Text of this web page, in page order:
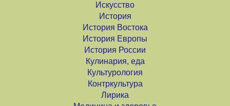
Искусство
История
История Востока
История Европы
История России
Кулинария, еда
Культурология
Контркультура
Лирика